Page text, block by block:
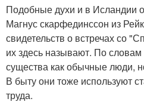
Подобные духи и в Исландии
Магнус скарфединссон из
свидетельств о встречах со
их здесь называют. По
существа как обычные люди,
В быту они тоже используют
труда.